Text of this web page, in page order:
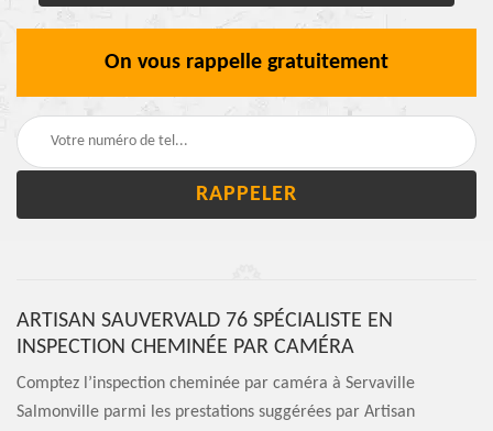
On vous rappelle gratuitement
ARTISAN SAUVERVALD 76 SPÉCIALISTE EN
INSPECTION CHEMINÉE PAR CAMÉRA
Comptez l’inspection cheminée par caméra à Servaville
Salmonville parmi les prestations suggérées par Artisan